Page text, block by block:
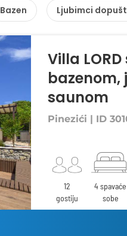
Bazen Ljubimci
Villa
bazenom,
saunom
Pinezići | ID
12
gostiju
4 spavaće
sobe